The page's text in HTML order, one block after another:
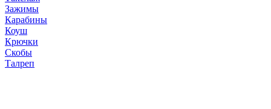
Зажимы
Карабины
Коуш
Крючки
Скобы
Талреп